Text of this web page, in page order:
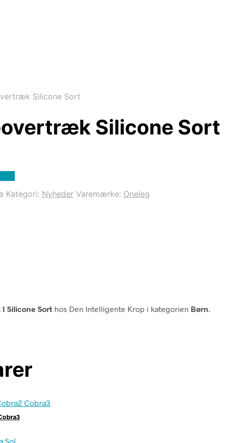
Silicone Sort
Silicone Sort
Kategori: Nyheder Varemærke: Oneleg
Silicone Sort hos Den Intelligente Krop i kategorien Børn